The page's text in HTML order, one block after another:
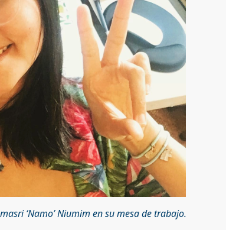
‘Namo’ Niumim en su mesa de trabajo.